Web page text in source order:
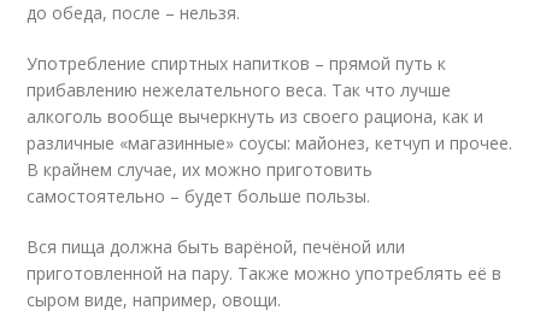
до обеда, после – нельзя.
Употребление спиртных напитков – прямой путь к
прибавлению нежелательного веса. Так что лучше
алкоголь вообще вычеркнуть из своего рациона, как и
различные «магазинные» соусы: майонез, кетчуп и прочее.
В крайнем случае, их можно приготовить
самостоятельно – будет больше пользы.
Вся пища должна быть варёной, печёной или
приготовленной на пару. Также можно употреблять её в
сыром виде, например, овощи.